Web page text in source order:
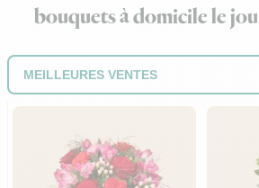
bouquets à domicile le